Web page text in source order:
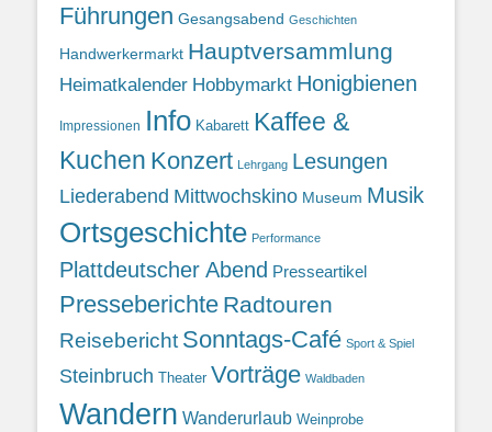
Führungen Gesangsabend Geschichten
Handwerkermarkt Hauptversammlung
Heimatkalender Hobbymarkt Honigbienen
Impressionen Info Kabarett Kaffee &
Kuchen Konzert Lehrgang Lesungen
Liederabend Mittwochskino Museum Musik
Ortsgeschichte Performance
Plattdeutscher Abend Presseartikel
Presseberichte Radtouren
Reisebericht Sonntags-Café Sport & Spiel
Steinbruch Theater Vorträge Waldbaden
Wandern Wanderurlaub Weinprobe